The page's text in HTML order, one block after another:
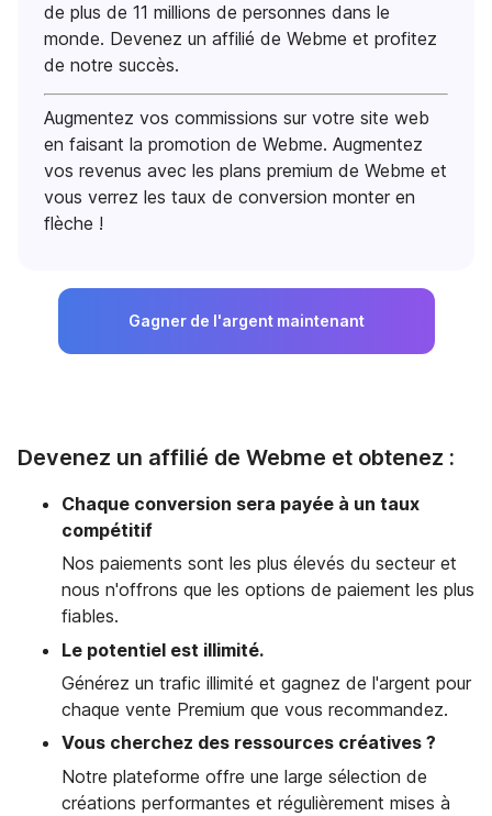
de plus de 11 millions de personnes dans le
monde. Devenez un affilié de Webme et profitez
de notre succès.
Augmentez vos commissions sur votre site web
en faisant la promotion de Webme. Augmentez
vos revenus avec les plans premium de Webme et
vous verrez les taux de conversion monter en
flèche !
Gagner de l'argent maintenant
Devenez un affilié de Webme et obtenez :
Chaque conversion sera payée à un taux
compétitif
Nos paiements sont les plus élevés du secteur et
nous n'offrons que les options de paiement les plus
fiables.
Le potentiel est illimité.
Générez un trafic illimité et gagnez de l'argent pour
chaque vente Premium que vous recommandez.
Vous cherchez des ressources créatives ?
Notre plateforme offre une large sélection de
créations performantes et régulièrement mises à